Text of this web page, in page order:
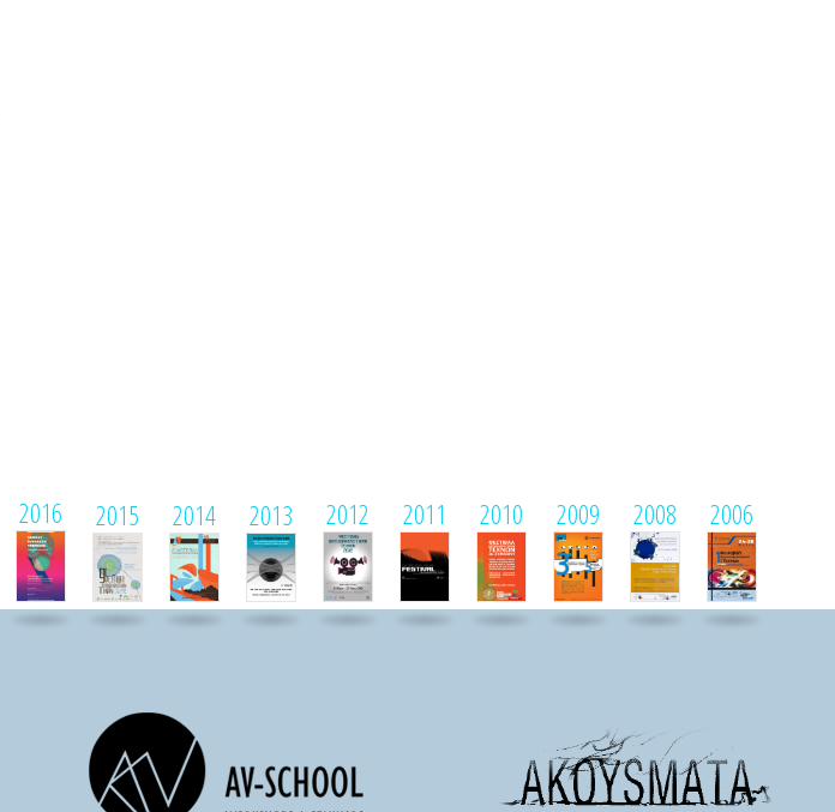
2016 2015 2014 2013 2012 2011 2010 2009 2008 2006